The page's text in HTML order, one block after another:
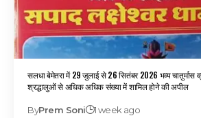
सलधा बेमेतरा में 29 जुलाई से 26 सितंबर 2026 भव्य चातुर्मास
श्रद्धालुओं से अधिक अधिक संख्या में शामिल होने की अपील
ByPrem Soni 1 week ago